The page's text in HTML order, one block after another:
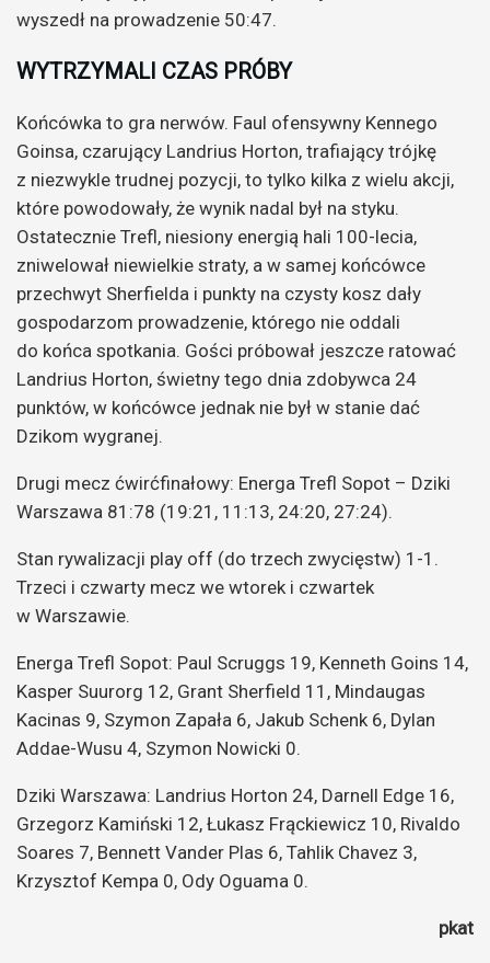
wyszedł na prowadzenie 50:47.
WYTRZYMALI CZAS PRÓBY
Końcówka to gra nerwów. Faul ofensywny Kennego
Goinsa, czarujący Landrius Horton, trafiający trójkę
z niezwykle trudnej pozycji, to tylko kilka z wielu akcji,
które powodowały, że wynik nadal był na styku.
Ostatecznie Trefl, niesiony energią hali 100-lecia,
zniwelował niewielkie straty, a w samej końcówce
przechwyt Sherfielda i punkty na czysty kosz dały
gospodarzom prowadzenie, którego nie oddali
do końca spotkania. Gości próbował jeszcze ratować
Landrius Horton, świetny tego dnia zdobywca 24
punktów, w końcówce jednak nie był w stanie dać
Dzikom wygranej.
Drugi mecz ćwirćfinałowy: Energa Trefl Sopot – Dziki
Warszawa 81:78 (19:21, 11:13, 24:20, 27:24).
Stan rywalizacji play off (do trzech zwycięstw) 1-1.
Trzeci i czwarty mecz we wtorek i czwartek
w Warszawie.
Energa Trefl Sopot: Paul Scruggs 19, Kenneth Goins 14,
Kasper Suurorg 12, Grant Sherfield 11, Mindaugas
Kacinas 9, Szymon Zapała 6, Jakub Schenk 6, Dylan
Addae-Wusu 4, Szymon Nowicki 0.
Dziki Warszawa: Landrius Horton 24, Darnell Edge 16,
Grzegorz Kamiński 12, Łukasz Frąckiewicz 10, Rivaldo
Soares 7, Bennett Vander Plas 6, Tahlik Chavez 3,
Krzysztof Kempa 0, Ody Oguama 0.
pkat